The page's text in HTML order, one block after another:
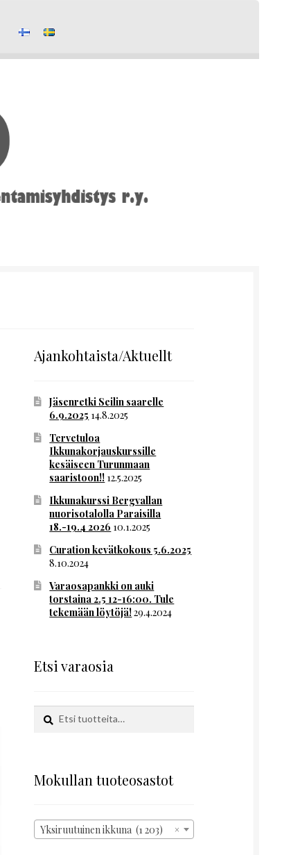
Ajankohtaista/Aktuellt
Jäsenretki Seilin saarelle
6.9.2025 14.8.2025
Tervetuloa
Ikkunakorjauskurssille
kesäiseen Turunmaan
saaristoon!! 12.5.2025
Ikkunakurssi Bergvallan
nuorisotalolla Paraisilla
18.-19.4 2026 10.1.2025
Curation kevätkokous 5.6.2025
8.10.2024
Varaosapankki on auki
torstaina 2.5 12-16:00. Tule
tekemään löytöjä!29.4.2024
Etsi varaosia
Etsi:
Haku
Mokullan tuoteosastot
×
Yksiruutuinen ikkuna (1 203)